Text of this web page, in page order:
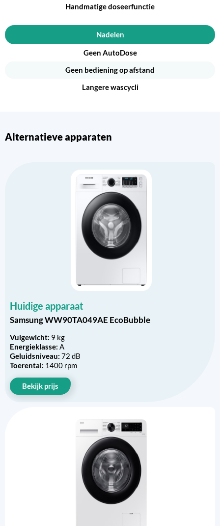
Handmatige doseerfunctie
Nadelen
Geen AutoDose
Geen bediening op afstand
Langere wascycli
Alternatieve apparaten
Huidige apparaat
Samsung WW90TA049AE EcoBubble
Vulgewicht: 9 kg
Energieklasse: A
Geluidsniveau: 72 dB
Toerental: 1400 rpm
Bekijk prijs